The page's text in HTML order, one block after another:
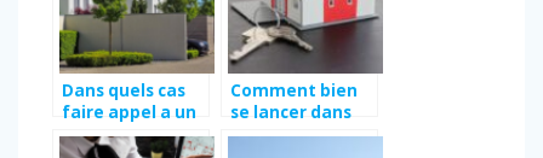
Dans quels cas
faire appel a un
CMI ?
Comment bien
se lancer dans
un projet de